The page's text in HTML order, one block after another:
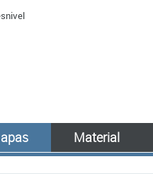
Material